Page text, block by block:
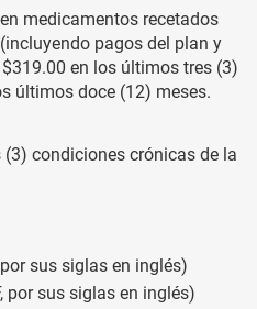
medicamentos recetados
pagos del plan y
en los últimos tres (3)
últimos doce (12) meses.
condiciones crónicas de la
sus siglas en inglés)
por sus siglas en inglés)